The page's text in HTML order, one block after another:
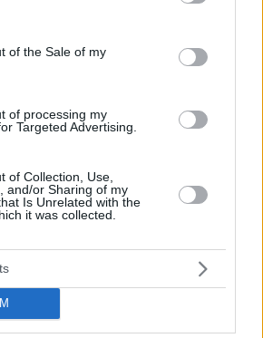
to Google and its third-party tags to
specified purposes in below Google
of the Sale of my
of processing my
Targeted Advertising.
of Collection, Use,
and/or Sharing of my
Is Unrelated with the
it was collected.
ταξι Αυτό θέλουμε και εμείς
το παρών εχουμε
την πραγματική αλήθεια…αλλά
το υπολόγισε…)